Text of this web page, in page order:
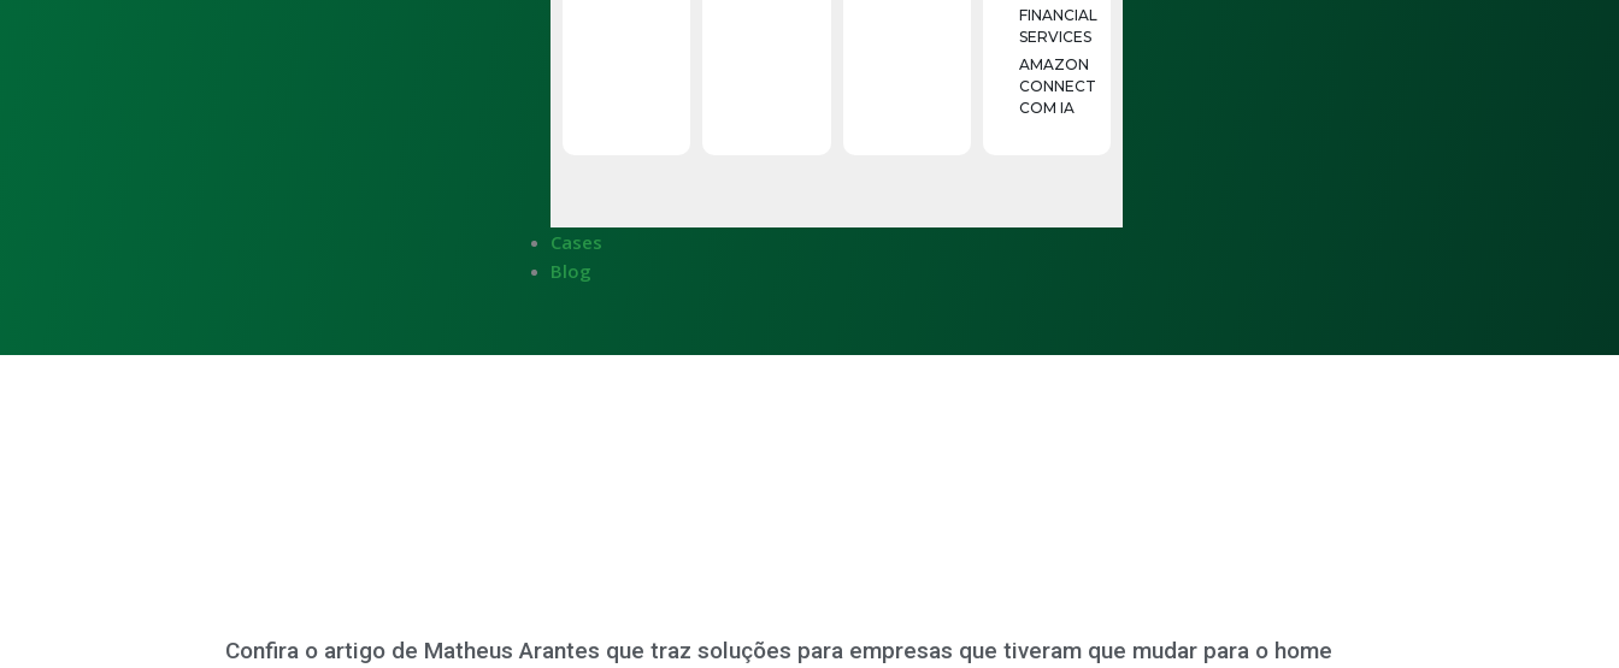
FINANCIAL
SERVICES
AMAZON
CONNECT
COM IA
Cases
Blog
Confira o artigo de Matheus Arantes que traz soluções para empresas que tiveram que mudar para o home